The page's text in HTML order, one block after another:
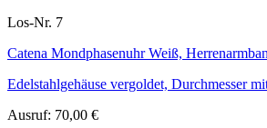
Los-Nr. 7
Catena Mondphasenuhr Weiß,
Edelstahlgehäuse vergoldet, Durchmesser
Ausruf: 70,00 €